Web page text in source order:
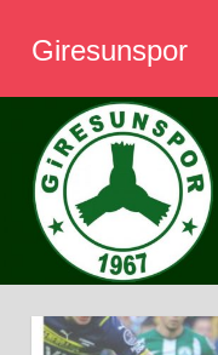
Giresunspor